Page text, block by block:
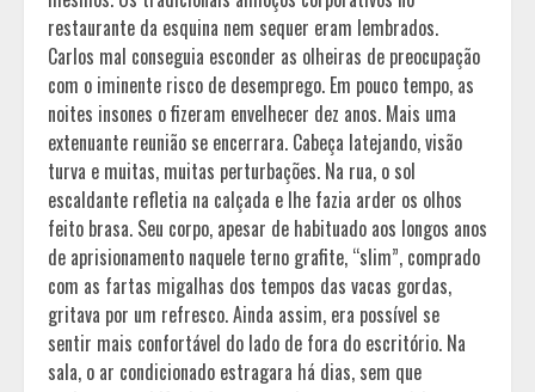
restaurante da esquina nem sequer eram lembrados.
Carlos mal conseguia esconder as olheiras de preocupação
com o iminente risco de desemprego. Em pouco tempo, as
noites insones o fizeram envelhecer dez anos. Mais uma
extenuante reunião se encerrara. Cabeça latejando, visão
turva e muitas, muitas perturbações. Na rua, o sol
escaldante refletia na calçada e lhe fazia arder os olhos
feito brasa. Seu corpo, apesar de habituado aos longos anos
de aprisionamento naquele terno grafite, “slim”, comprado
com as fartas migalhas dos tempos das vacas gordas,
gritava por um refresco. Ainda assim, era possível se
sentir mais confortável do lado de fora do escritório. Na
sala, o ar condicionado estragara há dias, sem que